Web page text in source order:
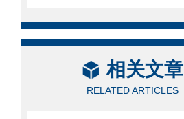
相关文章
RELATED ARTICLES